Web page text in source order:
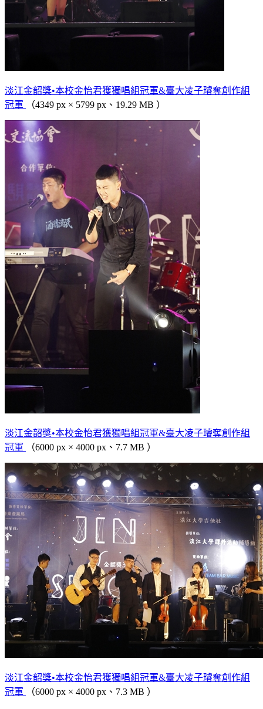
淡江金韶獎•本校金怡君獲獨唱組冠軍&臺大凌子璿奪創作組
冠軍
（4349 px × 5799 px、19.29 MB ）
淡江金韶獎•本校金怡君獲獨唱組冠軍&臺大凌子璿奪創作組
冠軍
（6000 px × 4000 px、7.7 MB ）
淡江金韶獎•本校金怡君獲獨唱組冠軍&臺大凌子璿奪創作組
冠軍
（6000 px × 4000 px、7.3 MB ）